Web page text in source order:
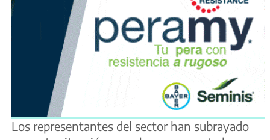
Los representantes del sector han subrayado